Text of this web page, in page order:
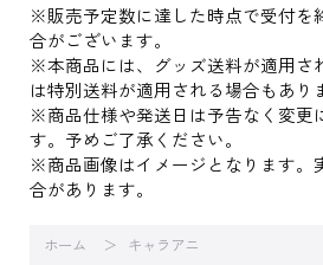
※販売予定数に達した時点で受付を
合がございます。
※本商品には、グッズ送料が適用さ
は特別送料が適用される場合もあり
※商品仕様や発送日は予告なく変更
す。予めご了承ください。
※商品画像はイメージとなります。
合があります。
ホーム キャラアニ